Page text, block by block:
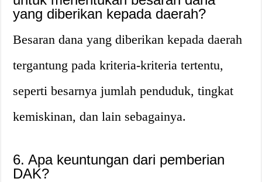
yang diberikan kepada daerah?
Besaran dana yang diberikan kepada daerah
tergantung pada kriteria-kriteria tertentu,
seperti besarnya jumlah penduduk, tingkat
kemiskinan, dan lain sebagainya.
6. Apa keuntungan dari pemberian
DAK?